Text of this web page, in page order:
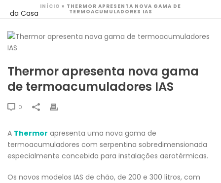
INÍCIO » THERMOR APRESENTA NOVA GAMA DE
TERMOACUMULADORES IAS
Thermor apresenta nova gama
de termoacumuladores IAS
0
A Thermor apresenta uma nova gama de
termoacumuladores com serpentina sobredimensionada
especialmente concebida para instalações aerotérmicas.
Os novos modelos IAS de chão, de 200 e 300 litros, com